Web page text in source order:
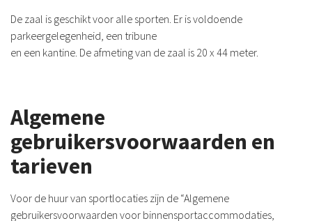
De zaal is geschikt voor alle sporten. Er is voldoende
parkeergelegenheid, een tribune
en een kantine. De afmeting van de zaal is 20 x 44 meter.
Algemene
gebruikersvoorwaarden en
tarieven
Voor de huur van sportlocaties zijn de “Algemene
gebruikersvoorwaarden voor binnensportaccommodaties,